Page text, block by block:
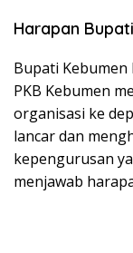
Harapan
Bupati
PKB Kebumen
organisasi ke
lancar dan
kepengurusan
menjawab